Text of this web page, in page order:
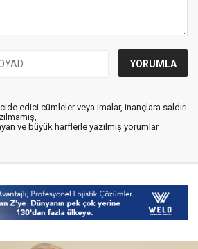
edici cümleler veya imalar, inançlara saldırı
ve büyük harflerle yazılmış yorumlar